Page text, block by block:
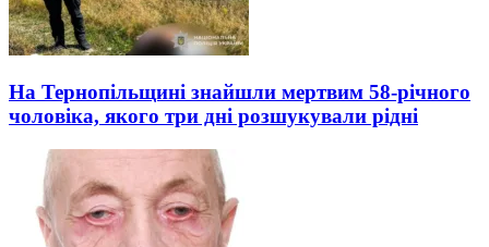
На Тернопільщині знайшли мертвим 58-річного
чоловіка, якого три дні розшукували рідні